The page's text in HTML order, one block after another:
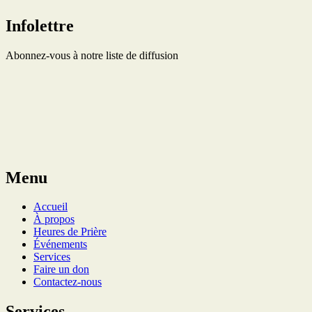
Infolettre
Abonnez-vous à notre liste de diffusion
Menu
Accueil
À propos
Heures de Prière
Événements
Services
Faire un don
Contactez-nous